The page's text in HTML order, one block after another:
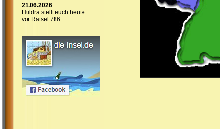
21.06.2026
Huldra stellt euch heute
vor Rätsel 786